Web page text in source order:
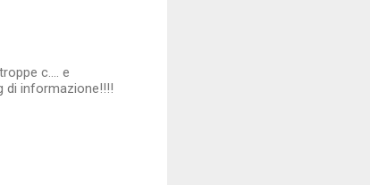
c.... e
di informazione!!!!